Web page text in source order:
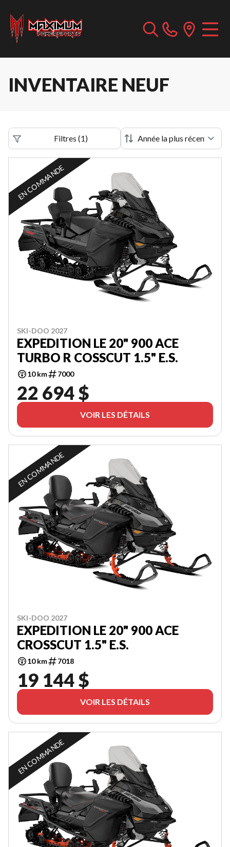
INVENTAIRE NEUF
Filtres (1)
EN COMMANDE
SKI-DOO 2027
EXPEDITION LE 20" 900 ACE
TURBO R COSSCUT 1.5" E.S.
10 km 7000
22 694 $
VOIR LES DÉTAILS
EN COMMANDE
SKI-DOO 2027
EXPEDITION LE 20" 900 ACE
CROSSCUT 1.5" E.S.
10 km 7018
19 144 $
VOIR LES DÉTAILS
EN COMMANDE